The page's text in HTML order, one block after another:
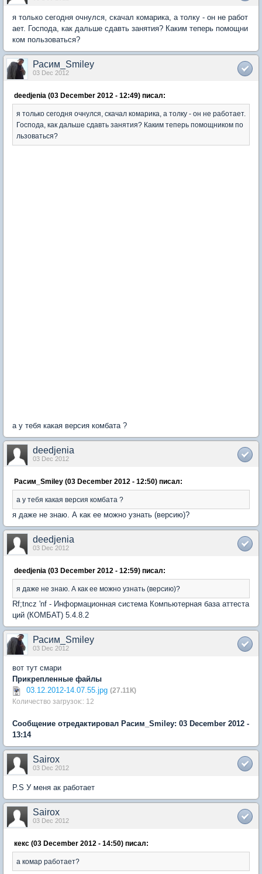
я только сегодня очнулся, скачал комарика, а толку - он не работ
ает. Господа, как дальше сдавть занятия? Каким теперь помощни
ком пользоваться?
Расим_Smiley
03 Dec 2012
deedjenia (03 December 2012 - 12:49) писал:
я только сегодня очнулся, скачал комарика, а толку - он не работает.
Господа, как дальше сдавть занятия? Каким теперь помощником по
льзоваться?
а у тебя какая версия комбата ?
deedjenia
03 Dec 2012
Расим_Smiley (03 December 2012 - 12:50) писал:
а у тебя какая версия комбата ?
я даже не знаю. А как ее можно узнать (версию)?
deedjenia
03 Dec 2012
deedjenia (03 December 2012 - 12:59) писал:
я даже не знаю. А как ее можно узнать (версию)?
Rf;tncz 'nf - Информационная система Компьютерная база аттеста
ций (КОМБАТ) 5.4.8.2
Расим_Smiley
03 Dec 2012
вот тут смари
Прикрепленные файлы
03.12.2012-14.07.55.jpg (27.11К)
Количество загрузок:: 12
Сообщение отредактировал Расим_Smiley: 03 December 2012 -
13:14
Sairox
03 Dec 2012
P.S У меня ак работает
Sairox
03 Dec 2012
кекс (03 December 2012 - 14:50) писал:
а комар работает?